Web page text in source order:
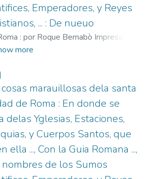
Emperadores, y Reyes
... : De nueuo
: por Roque Bernabò Impressor a
de Pedro Leone ...,
de Roma
;Bernabò, Roccho, 1673-1737;
Giovanni Battista
more
marauillosas dela santa
de Roma : En donde se
delas Yglesias, Estaciones,
y Cuerpos Santos, que
ella ..., Con la Guia Romana ...,
nombres de los Sumos